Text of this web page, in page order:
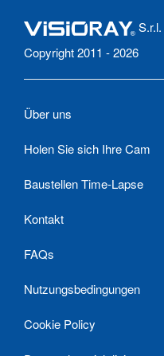
S.r.l.
Copyright 2011 - 2026
Über uns
Holen Sie sich Ihre Cam
Baustellen Time-Lapse
Kontakt
FAQs
Nutzungsbedingungen
Cookie Policy